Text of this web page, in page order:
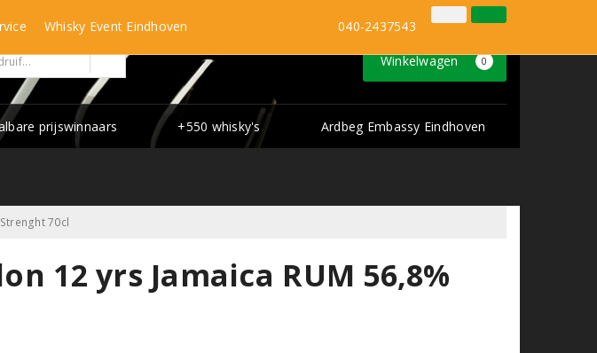
Inloggen Klantenservice
Winkelwagen 0
prijswinnaars +550 whisky's Ardbeg Embassy Eindhoven
Whisky Event Eindhoven 040-2437543
70cl
12 yrs Jamaica RUM 56,8%